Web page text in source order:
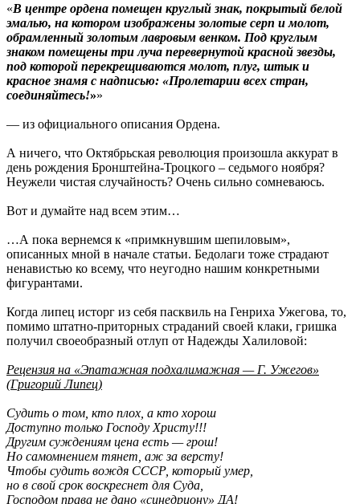
«В центре ордена помещен круглый знак, покрытый белой
эмалью, на котором изображены золотые серп и молот,
обрамленный золотым лавровым венком. Под круглым
знаком помещены три луча перевернутой красной звезды,
под которой перекрещиваются молот, плуг, штык и
красное знамя с надписью: «Пролетарии всех стран,
соединяйтесь!»»
— из официального описания Ордена.
А ничего, что Октябрьская революция произошла аккурат в
день рождения Бронштейна-Троцкого – седьмого ноября?
Неужели чистая случайность? Очень сильно сомневаюсь.
Вот и думайте над всем этим…
…А пока вернемся к «примкнувшим шепиловым»,
описанных мной в начале статьи. Бедолаги тоже страдают
ненавистью ко всему, что неугодно нашим конкретными
фигурантами.
Когда липец исторг из себя пасквиль на Генриха Ужегова, то,
помимо штатно-приторных страданий своей клаки, гришка
получил своеобразный отлуп от Надежды Халиловой:
Рецензия на «Эпатажная подхалимажная — Г. Ужегов»
(Григорий Липец)
Судить о том, кто плох, а кто хорош
Доступно только Господу Христу!!!
Другим суждениям цена есть — грош!
Но самомнением тянет, аж за версту!
Чтобы судить вождя СССР, который умер,
но в свой срок воскреснет для Суда,
Господом права не дано «синедриону» ДА!